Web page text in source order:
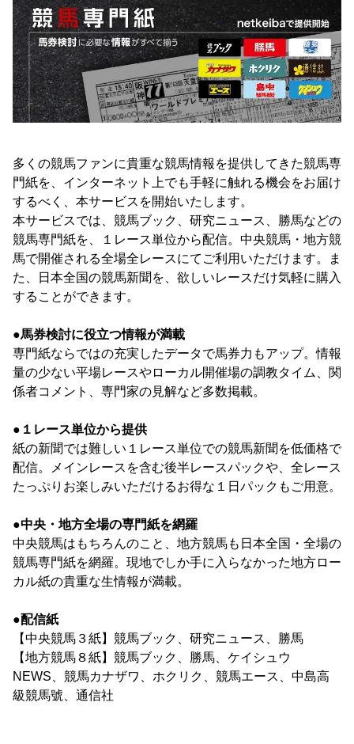
多くの競馬ファンに貴重な競馬情報を提供してきた競馬専
門紙を、インターネット上でも手軽に触れる機会をお届け
するべく、本サービスを開始いたします。
本サービスでは、競馬ブック、研究ニュース、勝馬などの
競馬専門紙を、１レース単位から配信。中央競馬・地方競
馬で開催される全場全レースにてご利用いただけます。ま
た、日本全国の競馬新聞を、欲しいレースだけ気軽に購入
することができます。
●馬券検討に役立つ情報が満載
専門紙ならではの充実したデータで馬券力もアップ。情報
量の少ない平場レースやローカル開催場の調教タイム、関
係者コメント、専門家の見解など多数掲載。
●１レース単位から提供
紙の新聞では難しい１レース単位での競馬新聞を低価格で
配信。メインレースを含む後半レースパックや、全レース
たっぷりお楽しみいただけるお得な１日パックもご用意。
●中央・地方全場の専門紙を網羅
中央競馬はもちろんのこと、地方競馬も日本全国・全場の
競馬専門紙を網羅。現地でしか手に入らなかった地方ロー
カル紙の貴重な生情報が満載。
●配信紙
【中央競馬３紙】競馬ブック、研究ニュース、勝馬
【地方競馬８紙】競馬ブック、勝馬、ケイシュウ
NEWS、競馬カナザワ、ホクリク、競馬エース、中島高
級競馬號、通信社